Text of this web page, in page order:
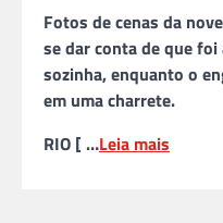
Fotos de cenas da
se dar conta de que foi
sozinha, enquanto o
em uma charrete.
RIO [ …Leia mais